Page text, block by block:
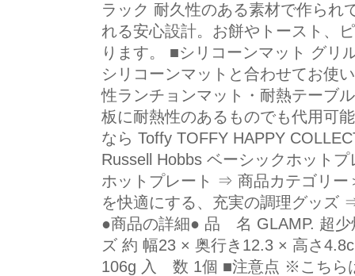
ラック 耐久性のある素材で作られ
れる安心設計。お餅やトースト、
ります。 ■シリコーンマット グリ
シリコーンマットと合わせてお使
性ランチョンマット・耐熱テーブ
板に耐熱性のあるものでも代用可
なら Toffy TOFFY HAPPY
Russell Hobbs ベーシックホット
ホットプレート ⇒ 商品カテゴリ
を快適にする、充実の調理グッズ
●商品の詳細● 品 名 GLAMP. 超少
ズ 約 幅23 × 奥行き12.3 × 高さ
106g 入 数 1個 ■注意点 ※こちら